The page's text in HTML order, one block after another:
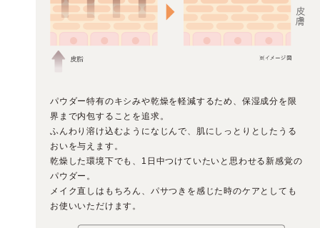
パウダー特有のキシみや乾燥を軽減するため、保湿成分を限
界まで内包することを追求。
ふんわり溶け込むようになじんで、肌にしっとりとしたうる
おいを与えます。
乾燥した環境下でも、1日中つけていたいと思わせる新感覚の
パウダー。
メイク直しはもちろん、パサつきを感じた時のケアとしても
お使いいただけます。